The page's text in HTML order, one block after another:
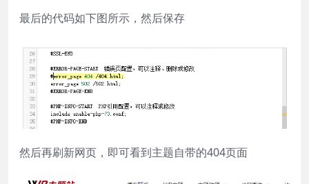
最后的代码如下图所示，然后保存
然后再刷新网页，即可看到主题自带的404页面